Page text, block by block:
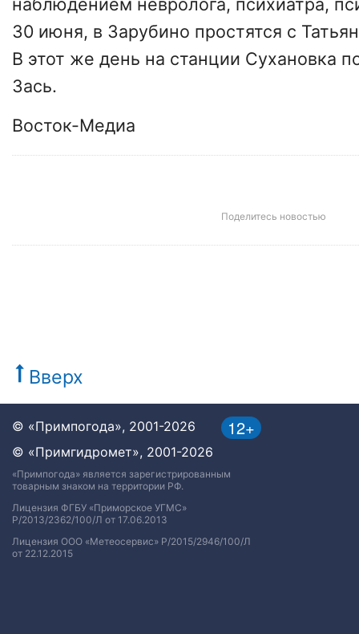
30 июня, в Зарубино простятся с
В этот же день на станции Сухановка
Зась.
Восток-Медиа
Поделитесь новостью
Вверх
12+
© «Примпогода», 2001-2026
© «Примгидромет», 2001-2026
«Примпогода» является зарегистрированным
товарным знаком на территории РФ.
Лицензия ФГБУ «Приморское УГМС»
Р/2013/2362/100/Л от 17.06.2013
Лицензия ООО «Метеосервис» Р/2015/2946/100/Л
от 22.12.2015